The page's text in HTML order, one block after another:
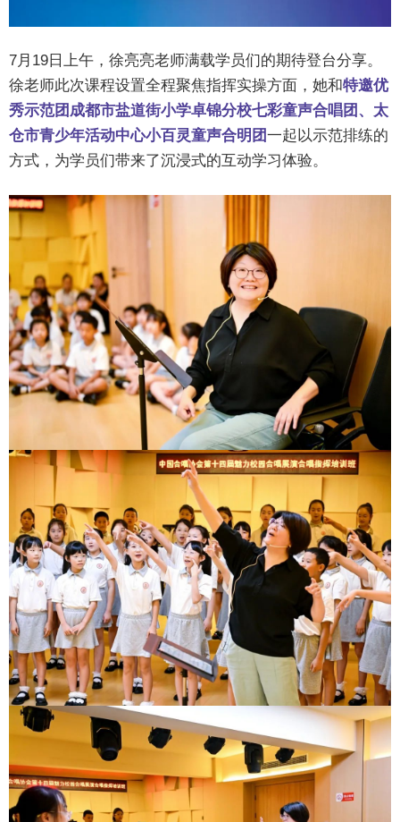
7月19日上午，徐亮亮老师满载学员们的期待登台分享。
徐老师此次课程设置全程聚焦指挥实操方面，她和特邀优
秀示范团成都市盐道街小学卓锦分校七彩童声合唱团、太
仓市青少年活动中心小百灵童声合明团一起以示范排练的
方式，为学员们带来了沉浸式的互动学习体验。